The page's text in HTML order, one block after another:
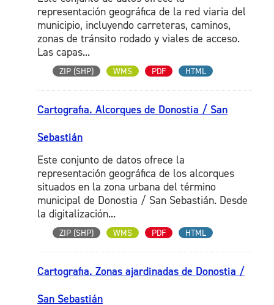
representación geográfica de la red viaria del
municipio, incluyendo carreteras, caminos,
zonas de tránsito rodado y viales de acceso.
Las capas...
ZIP (SHP) WMS PDF HTML
Cartografia. Alcorques de Donostia / San
Sebastián
Este conjunto de datos ofrece la
representación geográfica de los alcorques
situados en la zona urbana del término
municipal de Donostia / San Sebastián. Desde
la digitalización...
ZIP (SHP) WMS PDF HTML
Cartografia. Zonas ajardinadas de Donostia /
San Sebastián